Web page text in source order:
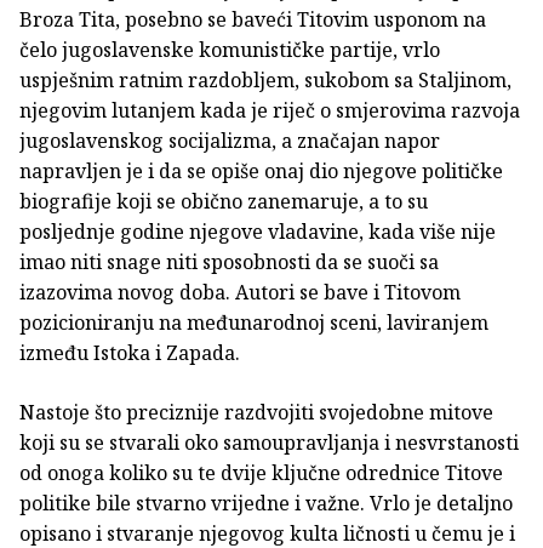
Broza Tita, posebno se baveći Titovim usponom na
čelo jugoslavenske komunističke partije, vrlo
uspješnim ratnim razdobljem, sukobom sa Staljinom,
njegovim lutanjem kada je riječ o smjerovima razvoja
jugoslavenskog socijalizma, a značajan napor
napravljen je i da se opiše onaj dio njegove političke
biografije koji se obično zanemaruje, a to su
posljednje godine njegove vladavine, kada više nije
imao niti snage niti sposobnosti da se suoči sa
izazovima novog doba. Autori se bave i Titovom
pozicioniranju na međunarodnoj sceni, laviranjem
između Istoka i Zapada.
Nastoje što preciznije razdvojiti svojedobne mitove
koji su se stvarali oko samoupravljanja i nesvrstanosti
od onoga koliko su te dvije ključne odrednice Titove
politike bile stvarno vrijedne i važne. Vrlo je detaljno
opisano i stvaranje njegovog kulta ličnosti u čemu je i